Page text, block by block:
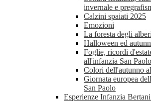
invernale e
Calzini spaiati 2025
Emozioni
La foresta degli
Halloween ed
Foglie, ricordi
all'infanzia San Paolo
Colori dell'autunno
Giornata europea
San Paolo
Esperienze Infanzia